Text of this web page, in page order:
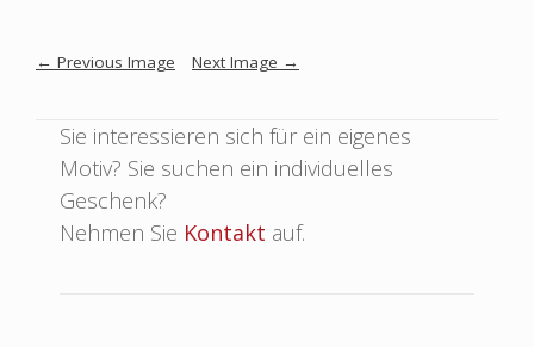
Image
navigation
← Previous Image Next Image →
Sie interessieren sich für ein eigenes
Motiv? Sie suchen ein individuelles
Geschenk?
Nehmen Sie Kontakt auf.